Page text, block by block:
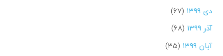
دی ۱۳۹۹
(۶۷)
آذر ۱۳۹۹
(۶۸)
آبان ۱۳۹۹
(۳۵)